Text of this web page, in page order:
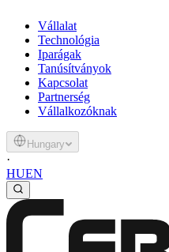
Vállalat
Technológia
Iparágak
Tanúsítványok
Kapcsolat
Partnerség
Vállalkozóknak
Hungary
·
HUEN